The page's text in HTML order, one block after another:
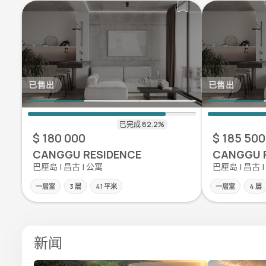
已售出
$ 180 000
CANGGU RESIDENCE
巴厘岛 | 昌古 | 公寓
一居室 3 层 41 平米
已售出
$ 185 500
CANGGU
巴厘岛 | 昌古
一居室 4 层
新闻